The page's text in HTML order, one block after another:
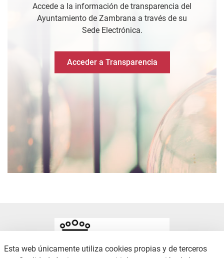
Accede a la información de transparencia del
Ayuntamiento de Zambrana a través de su
Sede Electrónica.
Acceder a Transparencia
Esta web únicamente utiliza cookies propias y de terceros